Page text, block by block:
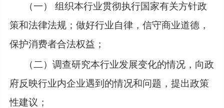
（一）
组织本行业贯彻执行国家有关方针政
策和法律法规；做好行业自律，信守商业道德，
保护消费者合法权益；
（二）调查研究本行业发展变化的情况，向政
府反映行业内企业遇到的情况和问题，提出政策
性建议；